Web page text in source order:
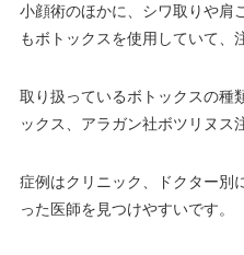
小顔術のほかに、シワ取りや肩
もボトックスを使用していて、
取り扱っているボトックスの種
ックス、アラガン社ボツリヌス
症例はクリニック、ドクター別
った医師を見つけやすいです。